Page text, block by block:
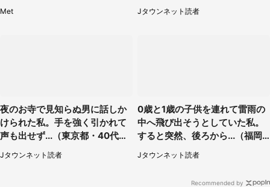
Met
を見て...（福岡県・30代女性）
Jタウンネット読者
夜のお寺で見知らぬ男に話しか
けられた私。手を強く引かれて
声も出せず...（東京都・40代女
Jタウンネット読者
0歳と1歳の子供を連れて雷雨の
中へ飛び出そうとしていた私。
すると突然、後ろから...（福岡
県・30代女性）
Jタウンネット読者
Recommended by